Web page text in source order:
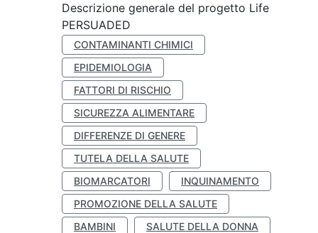
Descrizione generale del progetto Life
PERSUADED
CONTAMINANTI CHIMICI
EPIDEMIOLOGIA
FATTORI DI RISCHIO
SICUREZZA ALIMENTARE
DIFFERENZE DI GENERE
TUTELA DELLA SALUTE
BIOMARCATORI
INQUINAMENTO
PROMOZIONE DELLA SALUTE
BAMBINI
SALUTE DELLA DONNA